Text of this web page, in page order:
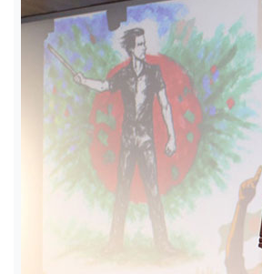
শিক্ষা
রাজধানী
আইন-
আদালত
ক্যাম্পাস